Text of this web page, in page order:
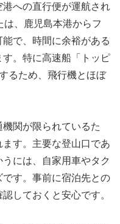
への直行便が運航され
、鹿児島本港からフ
で、時間に余裕がある
。特に高速船「トッピ
るため、飛行機とほぼ
関が限られているた
す。主要な登山口であ
には、自家用車やタク
す。事前に宿泊先との
しておくと安心です。